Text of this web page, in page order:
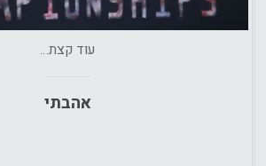
עוד קצת…
אהבתי